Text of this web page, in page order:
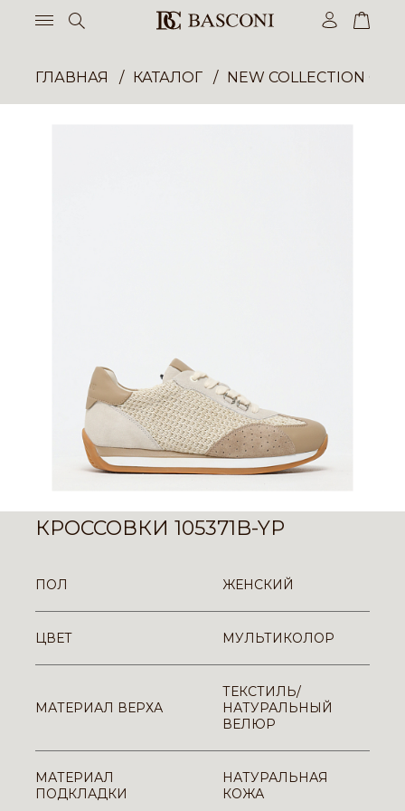
ГЛАВНАЯ КАТАЛОГ NEW COLLECTION
КРОССОВКИ 105371B-YP
ПОЛ ЖЕНСКИЙ
ЦВЕТ МУЛЬТИКОЛОР
МАТЕРИАЛ ВЕРХА
ТЕКСТИЛЬ/
НАТУРАЛЬНЫЙ
ВЕЛЮР
МАТЕРИАЛ
ПОДКЛАДКИ
НАТУРАЛЬНАЯ
КОЖА